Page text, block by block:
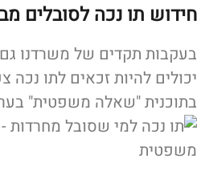
חידוש תו נכה לסובלים
בעקבות תקדים של משרדנו
יכולים להיות זכאים לתו נכה
בתוכנית "שאלה משפטית"